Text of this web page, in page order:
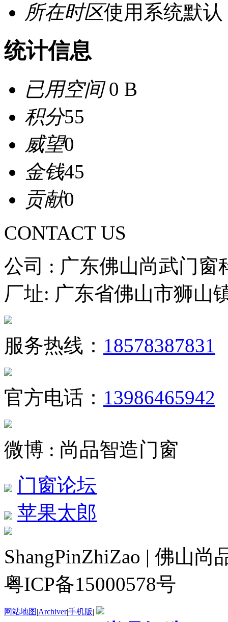
所在时区使用系统默认
统计信息
已用空间0 B
积分55
威望0
金钱45
贡献0
CONTACT US
公司 : 广东佛山尚武门窗
厂址: 广东省佛山市狮山
服务热线： 18578387831
官方电话： 13986465942
微博 : 尚品智造门窗
门窗论坛
苹果太郎
ShangPinZhiZao | 佛山
粤ICP备15000578号
网站地图|Archiver|手机版|